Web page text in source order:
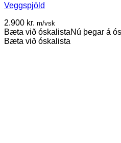
variants.
options
may
be
Veggspjöld
2.900 kr. m/vsk
Bæta við óskalistaNú þegar á
Bæta við óskalista